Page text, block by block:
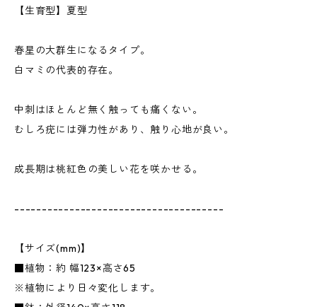
【生育型】夏型
春星の大群生になるタイプ。
白マミの代表的存在。
中刺はほとんど無く触っても痛くない。
むしろ疣には弾力性があり、触り心地が良い。
成長期は桃紅色の美しい花を咲かせる。
--------------------------------------
【サイズ(mm)】
■植物：約 幅123×高さ65
※植物により日々変化します。